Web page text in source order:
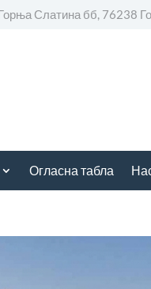
Слатина бб, 76238
Огласна табла